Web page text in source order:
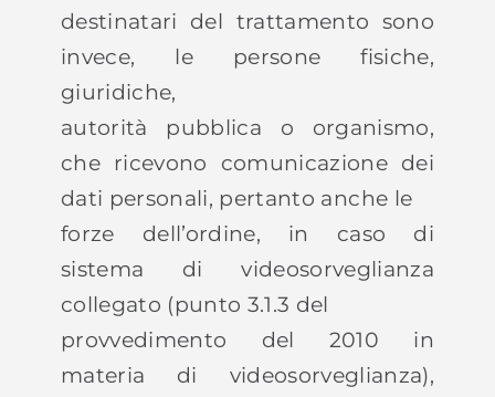
destinatari del trattamento sono
invece, le persone fisiche,
giuridiche,
autorità pubblica o organismo,
che ricevono comunicazione dei
dati personali, pertanto anche le
forze dell’ordine, in caso di
sistema di videosorveglianza
collegato (punto 3.1.3 del
provvedimento del 2010 in
materia di videosorveglianza),